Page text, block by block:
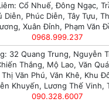
Cổ Nhuế, Đông Ngạc,
Diễn, Phúc Diễn, Tây Tựu,
Xuân Đỉnh, Phạm Văn
0968.999.237
32 Quang Trung, Nguyễn
Thắng, Mộ Lao, Văn
Văn Phú, Văn Khê, Khu
Khuyến, Lương Thế Vinh,
090.328.6007